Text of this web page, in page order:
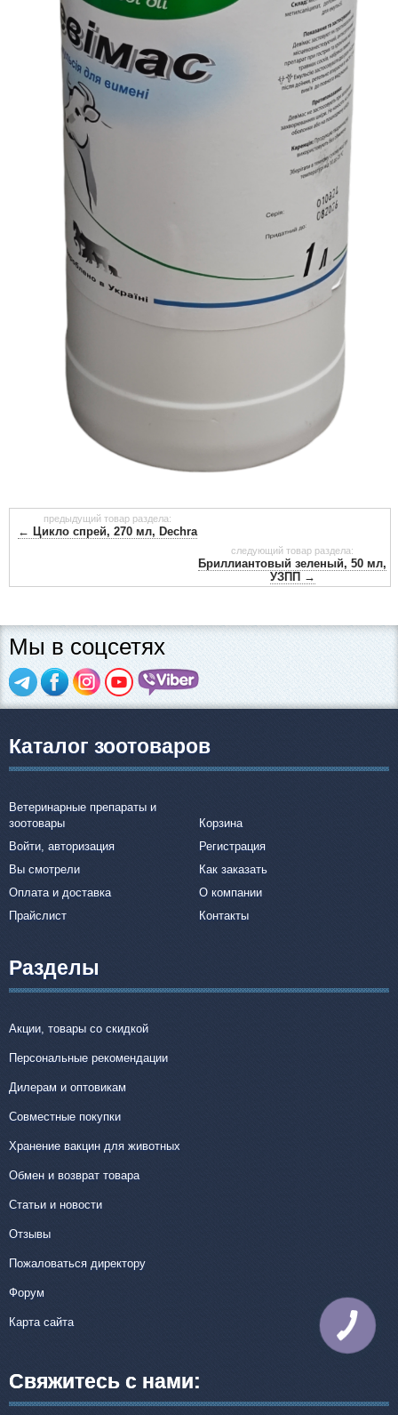
предыдущий товар раздела:
← Цикло спрей, 270 мл, Dechra
следующий товар раздела:
Бриллиантовый зеленый, 50 мл,
УЗПП →
Мы в соцсетях
Каталог зоотоваров
Ветеринарные препараты и
зоотовары
Корзина
Войти, авторизация
Регистрация
Вы смотрели
Как заказать
Оплата и доставка
О компании
Прайслист
Контакты
Разделы
Акции, товары со скидкой
Персональные рекомендации
Дилерам и оптовикам
Совместные покупки
Хранение вакцин для животных
Обмен и возврат товара
Статьи и новости
Отзывы
Пожаловаться директору
Форум
Карта сайта
Свяжитесь с нами:
КНОПКА
СВЯЗИ